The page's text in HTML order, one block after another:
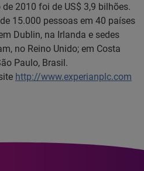
2010 foi de US$ 3,9 bilhões.
15.000 pessoas em 40 países
Dublin, na Irlanda e sedes
no Reino Unido; em Costa
Paulo, Brasil.
http://www.experianplc.com